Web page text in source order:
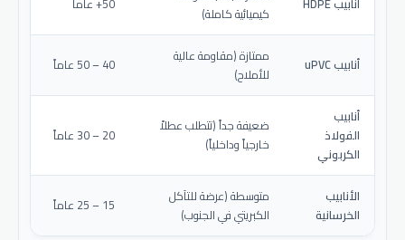
كيميائية كاملة)
أنابيب uPVC
ممتازة (مقاومة عالية
للأملاح)
40 – 50 عاماً
أنابيب
الفولاذ
الكربوني
ضعيفة جداً (تتطلب عطلاً
خارجياً وداخلياً)
20 – 30 عاماً
الأنابيب
الخرسانية
متوسطة (عرضة للتآكل
الكبريتي في الجنوب)
15 – 25 عاماً